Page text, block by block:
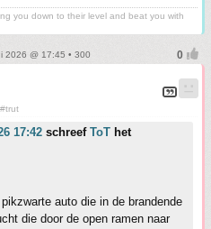
you down to their level and beat you with
2026 @ 17:45 • 300
#trut
17:42 schreef ToT het
auto die in de brandende
die door de open ramen naar